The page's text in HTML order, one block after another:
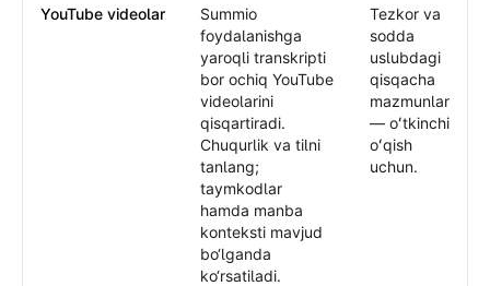
YouTube videolar
Summio
foydalanishga
yaroqli transkripti
bor ochiq YouTube
videolarini
qisqartiradi.
Chuqurlik va tilni
tanlang;
taymkodlar
hamda manba
konteksti mavjud
bo‘lganda
ko‘rsatiladi.
Tezkor va
sodda
uslubdagi
qisqacha
mazmunlar
— oʻtkinchi
oʻqish
uchun.